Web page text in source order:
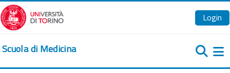
Vai al contenuto principale
Login
Scuola di Medicina